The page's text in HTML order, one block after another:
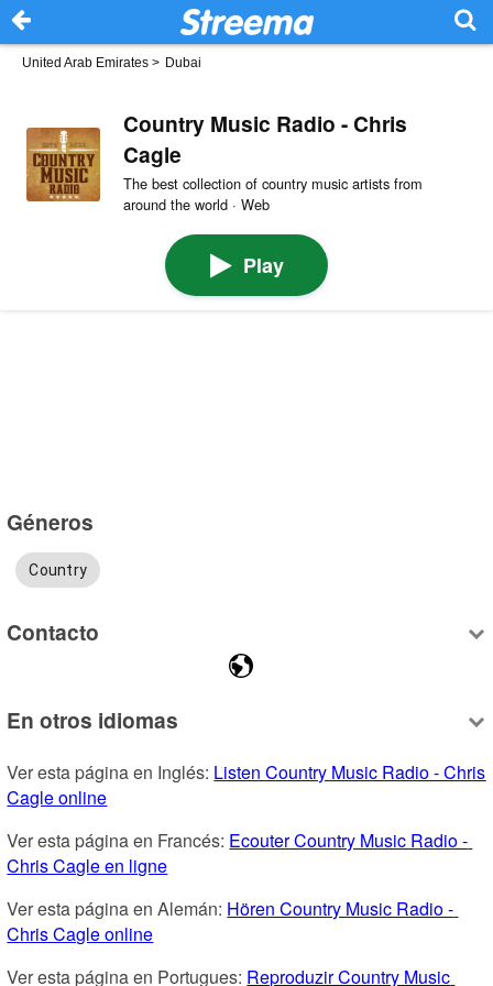
United Arab Emirates > Dubai
Country Music Radio - Chris
Cagle
The best collection of country music artists from
around the world · Web
Play
Géneros
Country
Contacto
En otros idiomas
Ver esta página en Inglés: Listen Country Music Radio - Chris
Cagle online
Ver esta página en Francés: Ecouter Country Music Radio -
Chris Cagle en ligne
Ver esta página en Alemán: Hören Country Music Radio -
Chris Cagle online
Ver esta página en Portugues: Reproduzir Country Music